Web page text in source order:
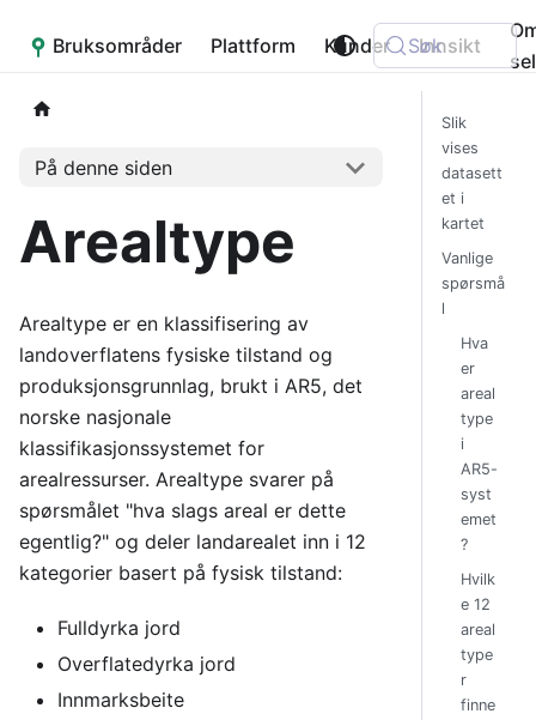
Placepoint
Bruksområder Plattform Kunder Innsikt
Søk
På denne siden
Arealtype
Arealtype er en klassifisering av
landoverflatens fysiske tilstand og
produksjonsgrunnlag, brukt i AR5, det
norske nasjonale
klassifikasjonssystemet for
arealressurser. Arealtype svarer på
spørsmålet "hva slags areal er dette
egentlig?" og deler landarealet inn i 12
kategorier basert på fysisk tilstand:
Fulldyrka jord
Overflatedyrka jord
Innmarksbeite
Slik
vises
datasett
et i
kartet
Vanlige
spørsmå
l
Hva
er
areal
type
i
AR5-
syst
emet
?
Hvilk
e 12
areal
type
r
finne